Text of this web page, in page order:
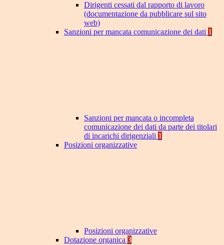
Dirigenti cessati dal rapporto di lavoro
(documentazione da pubblicare sul sito
web)
Sanzioni per mancata comunicazione dei dati 1
Sanzioni per mancata o incompleta
comunicazione dei dati da parte dei titolari
di incarichi dirigenziali 1
Posizioni organizzative
Posizioni organizzative
Dotazione organica 3